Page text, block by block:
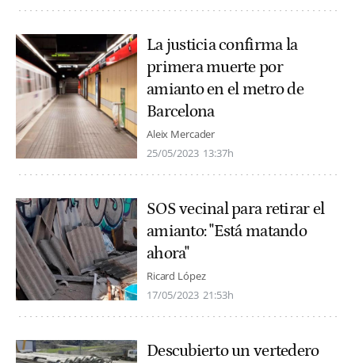
La justicia confirma la
primera muerte por
amianto en el metro de
Barcelona
Aleix Mercader
25/05/2023 13:37h
SOS vecinal para retirar el
amianto: "Está matando
ahora"
Ricard López
17/05/2023 21:53h
Descubierto un vertedero